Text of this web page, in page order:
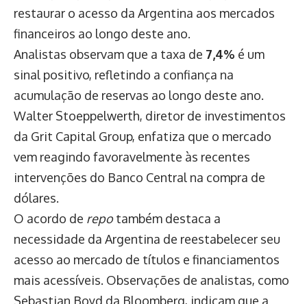
restaurar o acesso da Argentina aos mercados
financeiros ao longo deste ano.
Analistas observam que a taxa de 7,4% é um
sinal positivo, refletindo a confiança na
acumulação de reservas ao longo deste ano.
Walter Stoeppelwerth, diretor de investimentos
da Grit Capital Group, enfatiza que o mercado
vem reagindo favoravelmente às recentes
intervenções do Banco Central na compra de
dólares.
O acordo de repotambém destaca a
necessidade da Argentina de reestabelecer seu
acesso ao mercado de títulos e financiamentos
mais acessíveis. Observações de analistas, como
Sebastian Boyd da Bloomberg, indicam que a